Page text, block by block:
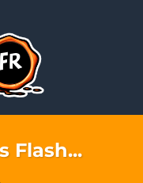
Flash...